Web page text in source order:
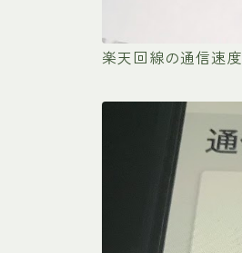
楽天回線の通信速度